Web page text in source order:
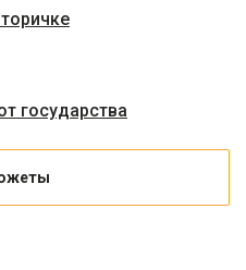
государства